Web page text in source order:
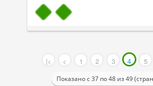
|< < 1 2 3 4 5
Показано с 37 по 48 из 49